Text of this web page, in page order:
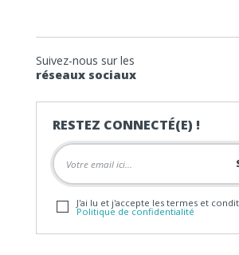
Suivez-nous sur les
réseaux sociaux
RESTEZ CONNECTÉ(E) !
J'ai lu et j'accepte les termes et
Politique de confidentialité